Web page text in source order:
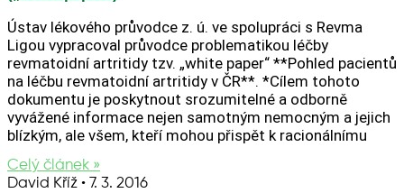
Ústav lékového průvodce z. ú. ve spolupráci s Revma
Ligou vypracoval průvodce problematikou léčby
revmatoidní artritidy tzv. „white paper“ **Pohled pacientů
na léčbu revmatoidní artritidy v ČR**. *Cílem tohoto
dokumentu je poskytnout srozumitelné a odborně
vyvážené informace nejen samotným nemocným a jejich
blízkým, ale všem, kteří mohou přispět k racionálnímu
Celý článek »
David Kříž
7. 3. 2016